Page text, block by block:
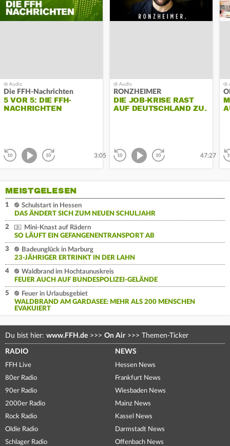
Die FFH-Nachrichten
5 VOR 5: DIE FFH-
NACHRICHTEN
3:05
RONZHEIMER
DIE JOB-KRISE RAST
AUF DEUTSCHLAND ZU.
47:27
zurück zurückAbspielen
MEISTGELESEN
1
Schulstart in Hessen
DAS ÄNDERT SICH ZUM NEUEN SCHULJAHR
2
Mini-Knast auf Rädern
SO LÄUFT EIN GEFANGENENTRANSPORT AB
3
Badeunglück in Marburg
23-JÄHRIGER ERTRINKT IN DER LAHN
4
Waldbrand im Hochtaunuskreis
FEUER AUCH AUF BUNDESPOLIZEI-GELÄNDE
5
Feuer in Urlaubsgebiet
WALDBRAND AM GARDASEE: MEHR ALS 200 MENSCHEN
EVAKUIERT
Du bist hier: www.FFH.de >>> On Air >>> Themen-Ticker
RADIO
FFH Live
80er Radio
90er Radio
2000er Radio
Rock Radio
Oldie Radio
Schlager Radio
NEWS
Hessen News
Frankfurt News
Wiesbaden News
Mainz News
Kassel News
Darmstadt News
Offenbach News